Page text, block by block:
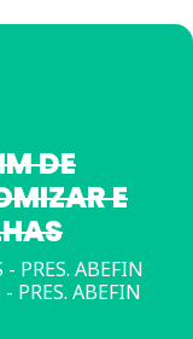
DE
E
PRES. ABEFIN
PRES. ABEFIN